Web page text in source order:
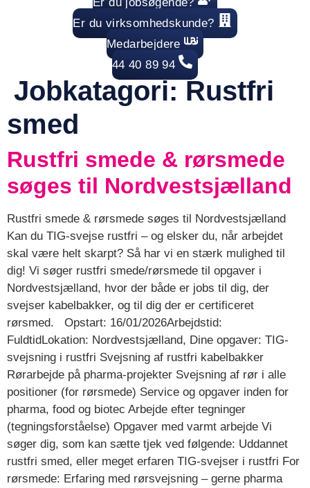
Er du virksomhedskunde?
Medarbejdere
44 40 89 94
Jobkatagori: Rustfri
smed
Rustfri smede & rørsmede
søges til Nordvestsjælland
Rustfri smede & rørsmede søges til Nordvestsjælland
Kan du TIG-svejse rustfri – og elsker du, når arbejdet
skal være helt skarpt? Så har vi en stærk mulighed til
dig! Vi søger rustfri smede/rørsmede til opgaver i
Nordvestsjælland, hvor der både er jobs til dig, der
svejser kabelbakker, og til dig der er certificeret
rørsmed. Opstart: 16/01/2026Arbejdstid:
FuldtidLokation: Nordvestsjælland, Dine opgaver: TIG-
svejsning i rustfri Svejsning af rustfri kabelbakker
Rørarbejde på pharma-projekter Svejsning af rør i alle
positioner (for rørsmede) Service og opgaver inden for
pharma, food og biotec Arbejde efter tegninger
(tegningsforståelse) Opgaver med varmt arbejde Vi
søger dig, som kan sætte tjek ved følgende: Uddannet
rustfri smed, eller meget erfaren TIG-svejser i rustfri For
rørsmede: Erfaring med rørsvejsning – gerne pharma